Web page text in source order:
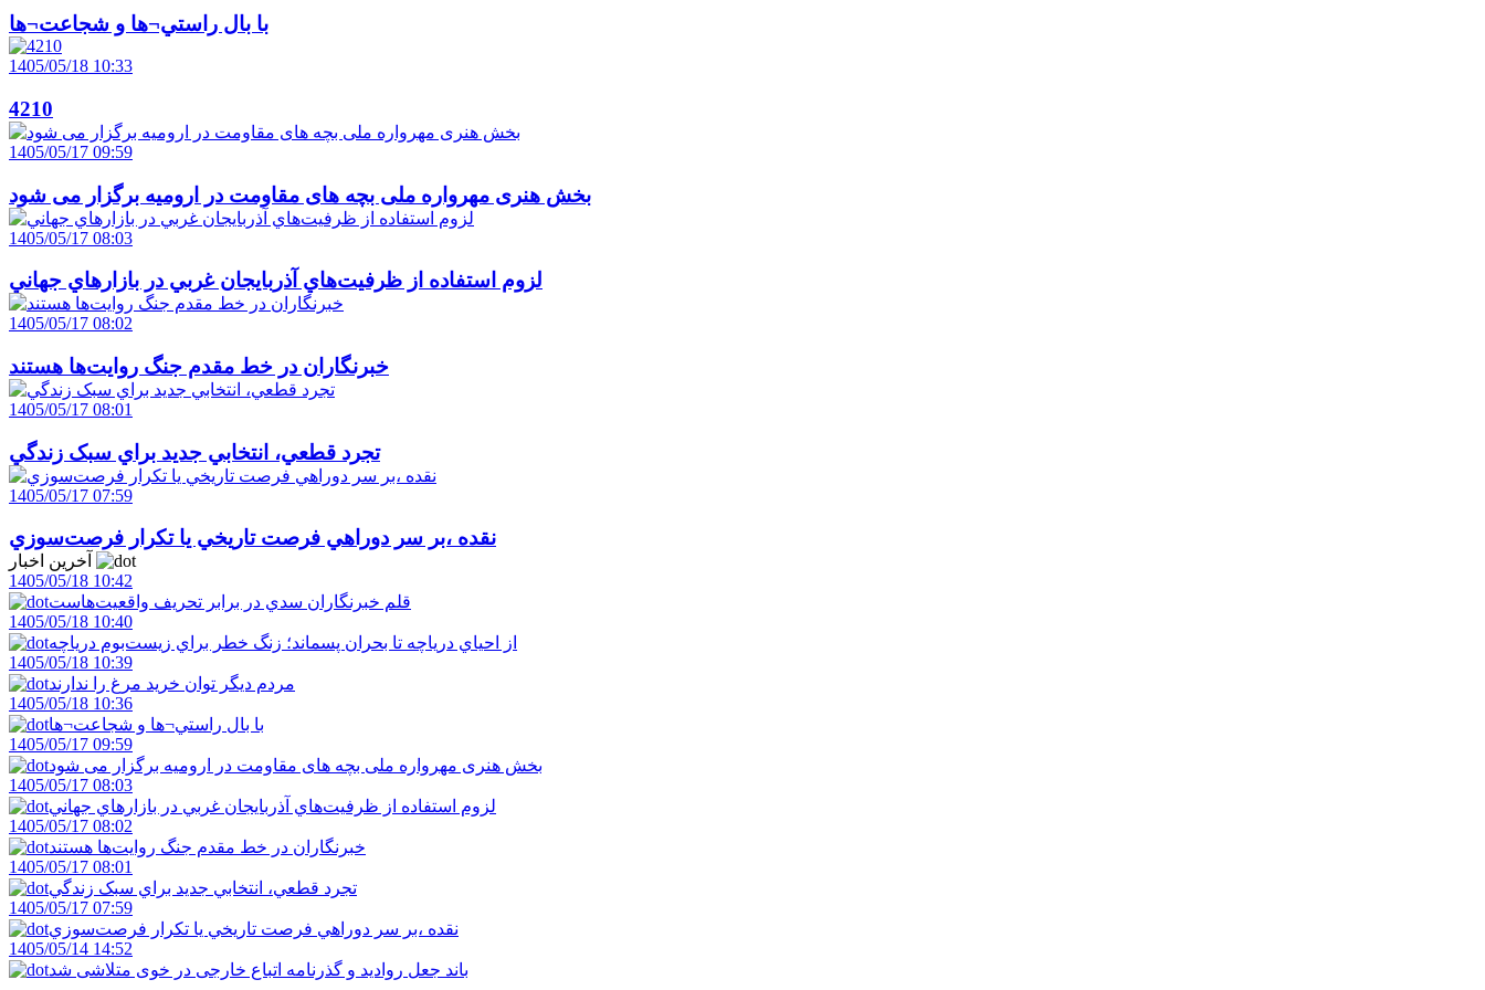
با بال راستي¬ها و شجاعت¬ها
1405/05/18 10:33
4210
1405/05/17 09:59
بخش هنری مهرواره ملی بچه های مقاومت در ارومیه برگزار می شود
1405/05/17 08:03
لزوم استفاده از ظرفيت‌هاي آذربايجان غربي در بازارهاي جهاني
1405/05/17 08:02
خبرنگاران در خط مقدم جنگ روايت‌ها هستند
1405/05/17 08:01
تجرد قطعي، انتخابي جديد براي سبک زندگي
1405/05/17 07:59
نقده ،بر سر دوراهي فرصت تاريخي يا تکرار فرصت‌سوزي
1405/05/18 10:42
قلم خبرنگاران سدي در برابر تحريف واقعيت‌هاست
1405/05/18 10:40
از احياي درياچه تا بحران پسماند؛ زنگ خطر براي زيست‌بوم درياچه
1405/05/18 10:39
مردم ديگر توان خريد مرغ را ندارند
1405/05/18 10:36
با بال راستي¬ها و شجاعت¬ها
1405/05/17 09:59
بخش هنری مهرواره ملی بچه های مقاومت در ارومیه برگزار می شود
1405/05/17 08:03
لزوم استفاده از ظرفيت‌هاي آذربايجان غربي در بازارهاي جهاني
1405/05/17 08:02
خبرنگاران در خط مقدم جنگ روايت‌ها هستند
1405/05/17 08:01
تجرد قطعي، انتخابي جديد براي سبک زندگي
1405/05/17 07:59
نقده ،بر سر دوراهي فرصت تاريخي يا تکرار فرصت‌سوزي
1405/05/14 14:52
باند جعل روادید و گذرنامه اتباع خارجی در خوی متلاشی شد